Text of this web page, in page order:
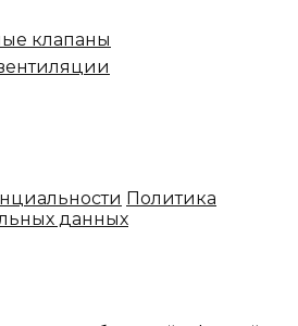
клапаны
Политика
данных